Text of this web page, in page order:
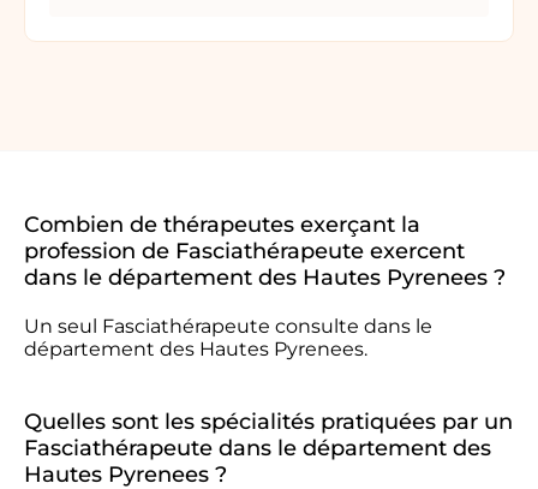
Combien de thérapeutes exerçant la
profession de Fasciathérapeute exercent
dans le département des Hautes Pyrenees ?
Un seul Fasciathérapeute consulte dans le
département des Hautes Pyrenees.
Quelles sont les spécialités pratiquées par un
Fasciathérapeute dans le département des
Hautes Pyrenees ?